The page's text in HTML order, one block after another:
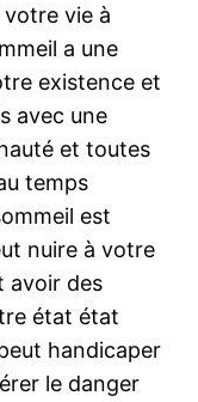
vie à
a une
existence et
avec une
et toutes
temps
est
nuire à votre
avoir des
état état
handicaper
le danger